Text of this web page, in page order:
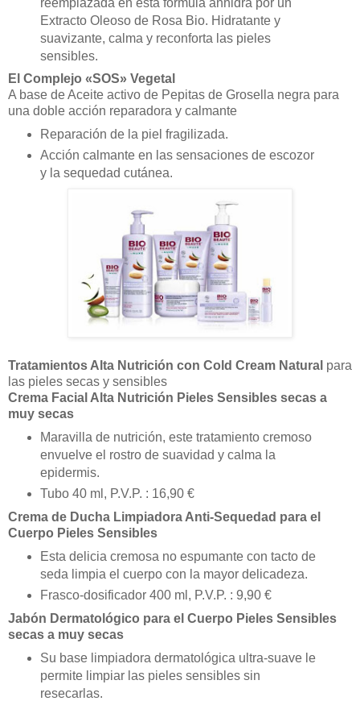
Extracto Oleoso de Rosa Bio. Hidratante y
suavizante, calma y reconforta las pieles
sensibles.
El Complejo «SOS» Vegetal
A base de Aceite activo de Pepitas de Grosella negra para
una doble acción reparadora y calmante
Reparación de la piel fragilizada.
Acción calmante en las sensaciones de escozor
y la sequedad cutánea.
Tratamientos Alta Nutrición con Cold Cream Natural para
las pieles secas y sensibles
Crema Facial Alta Nutrición Pieles Sensibles secas a
muy secas
Maravilla de nutrición, este tratamiento cremoso
envuelve el rostro de suavidad y calma la
epidermis.
Tubo 40 ml, P.V.P. : 16,90 €
Crema de Ducha Limpiadora Anti-Sequedad para el
Cuerpo Pieles Sensibles
Esta delicia cremosa no espumante con tacto de
seda limpia el cuerpo con la mayor delicadeza.
Frasco-dosificador 400 ml, P.V.P. : 9,90 €
Jabón Dermatológico para el Cuerpo Pieles Sensibles
secas a muy secas
Su base limpiadora dermatológica ultra-suave le
permite limpiar las pieles sensibles sin
resecarlas.